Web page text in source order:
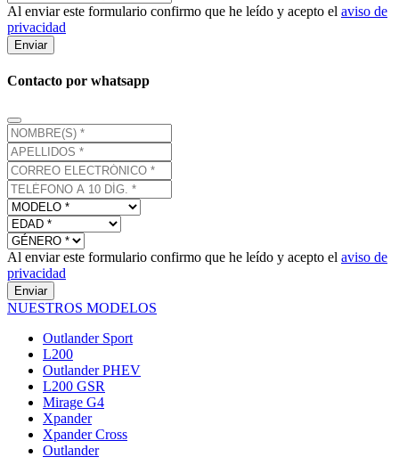
Al enviar este formulario confirmo que he leído y acepto el aviso de
privacidad
Enviar
Contacto por whatsapp
Al enviar este formulario confirmo que he leído y acepto el aviso de
privacidad
Enviar
NUESTROS MODELOS
Outlander Sport
L200
Outlander PHEV
L200 GSR
Mirage G4
Xpander
Xpander Cross
Outlander